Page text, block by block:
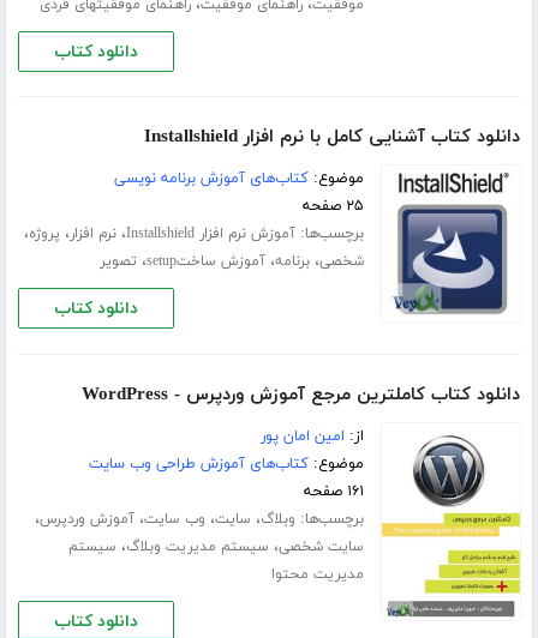
موفقیت،راهنمای موفقیت،راهنمای موفقیتهای فردی
دانلود کتاب
دانلود کتاب آشنایی کامل با نرم افزار Installshield
موضوع:کتاب‌های آموزش برنامه نویسی
۲۵ صفحه
برچسب‌ها:آموزش نرم افزار Installshield ،نرم افزار، پروژه،
شخصی،برنامه،آموزش ساختsetup ، تصویر
دانلود کتاب
دانلود کتاب کاملترین مرجع آموزش وردپرس - WordPress
از: امین امان پور
موضوع:کتاب‌های آموزش طراحی وب سایت
۱۶۱ صفحه
برچسب‌ها: وبلاگ، سایت، وب سایت،آموزش وردپرس،
سایت شخصی، سیستم مدیریت وبلاگ، سیستم
مدیریت محتوا
دانلود کتاب